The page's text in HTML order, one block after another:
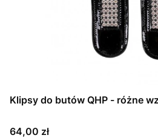
Klipsy do butów QHP - różne
Cena
64,00 zł